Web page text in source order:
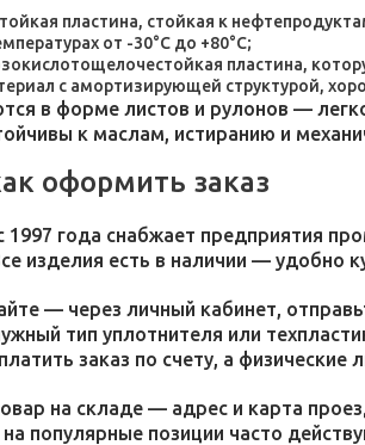
пластина, стойкая к
от -30°C до +80°C;
пластина,
с амортизирующей структурой,
в форме листов и рулонов —
к маслам, истиранию и
оформить заказ
1997 года снабжает предприятия
изделия есть в наличии — удобно
— через личный кабинет,
тип уплотнителя или
заказ по счету, а
на складе — адрес и карта
популярные позиции часто